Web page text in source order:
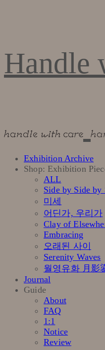
Handle
Exhibition Archive
Shop: Exhibition
ALL
Side by Side by
미세
어딘가, 우리가
Clay of
Embracing
오래된 사이
Serenity Waves
월영유화 月影
Journal
Guide
About
FAQ
1:1
Notice
Review